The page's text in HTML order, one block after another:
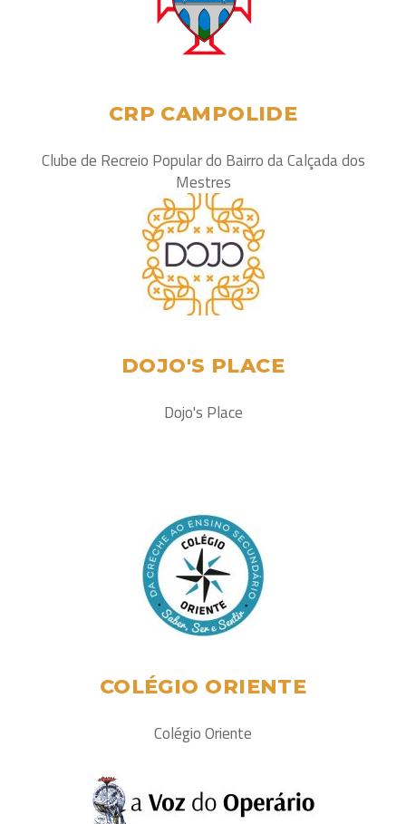
CRP CAMPOLIDE
Clube de Recreio Popular do Bairro da Calçada dos
Mestres
DOJO'S PLACE
Dojo's Place
COLÉGIO ORIENTE
Colégio Oriente